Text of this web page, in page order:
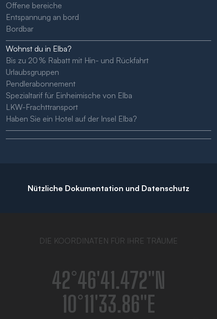
Offene bereiche
Entspannung an bord
Bordbar
Wohnst du in Elba?
Bis zu 20 % Rabatt mit Hin- und Rückfahrt
Urlaubsgruppen
Pendlerabonnement
Spezialtarif für Einheimische von Elba
LKW-Frachttransport
Haben Sie ein Hotel auf der Insel Elba?
Nützliche Dokumentation und Datenschutz
DIE KOORDINATEN FÜR IHRE TRÄUME
42°46′41.472″N
10°11′33.86″E